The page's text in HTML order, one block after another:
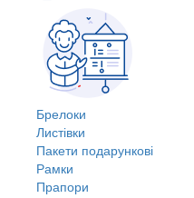
Брелоки
Листівки
Пакети подарункові
Рамки
Прапори